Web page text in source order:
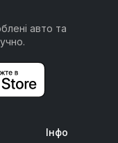
авто та
Інфо